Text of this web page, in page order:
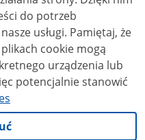
do potrzeb
Pamiętaj, że
cookie mogą
urządzenia lub
potencjalnie stanowić